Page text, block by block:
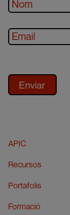
APIC
Recursos
Portafolis
Formació